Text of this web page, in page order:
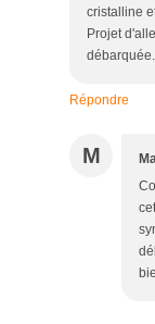
cristalline
Projet
Répondre
M